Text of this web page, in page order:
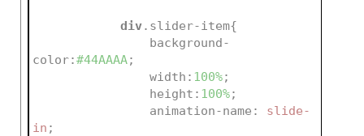
div.slider-item{
background-
color:#44AAAA;
width : 100%;
height : 100%;
animation-name :
slide-
in ;